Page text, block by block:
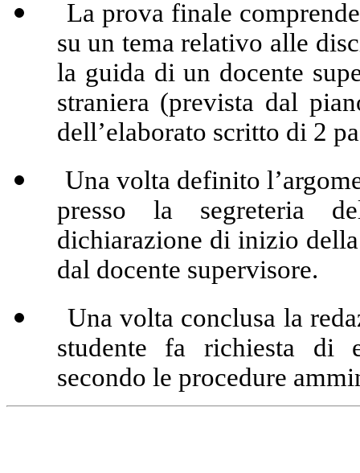
La prova finale
su un tema relativo alle
la guida di un docente
straniera (prevista dal
dell’elaborato scritto di 2
Una volta definito
presso la segreteria
dichiarazione di inizio
dal docente supervisore.
Una volta conclusa la
studente fa richiesta di
secondo le procedure